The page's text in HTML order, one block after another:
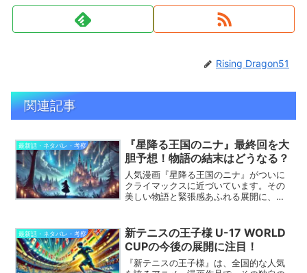
Rising Dragon51
関連記事
最新話・ネタバレ・考察
『星降る王国のニナ』最終回を大
胆予想！物語の結末はどうなる？
人気漫画『星降る王国のニナ』がついに
クライマックスに近づいています。その
美しい物語と緊張感あふれる展開に、多
たちが織りなす物語がどのように収束す
るのか、愛や友情、運命が...
最新話・ネタバレ・考察
新テニスの王子様 U-17 WORLD
CUPの今後の展開に注目！
『新テニスの王子様』は、全国的な人気